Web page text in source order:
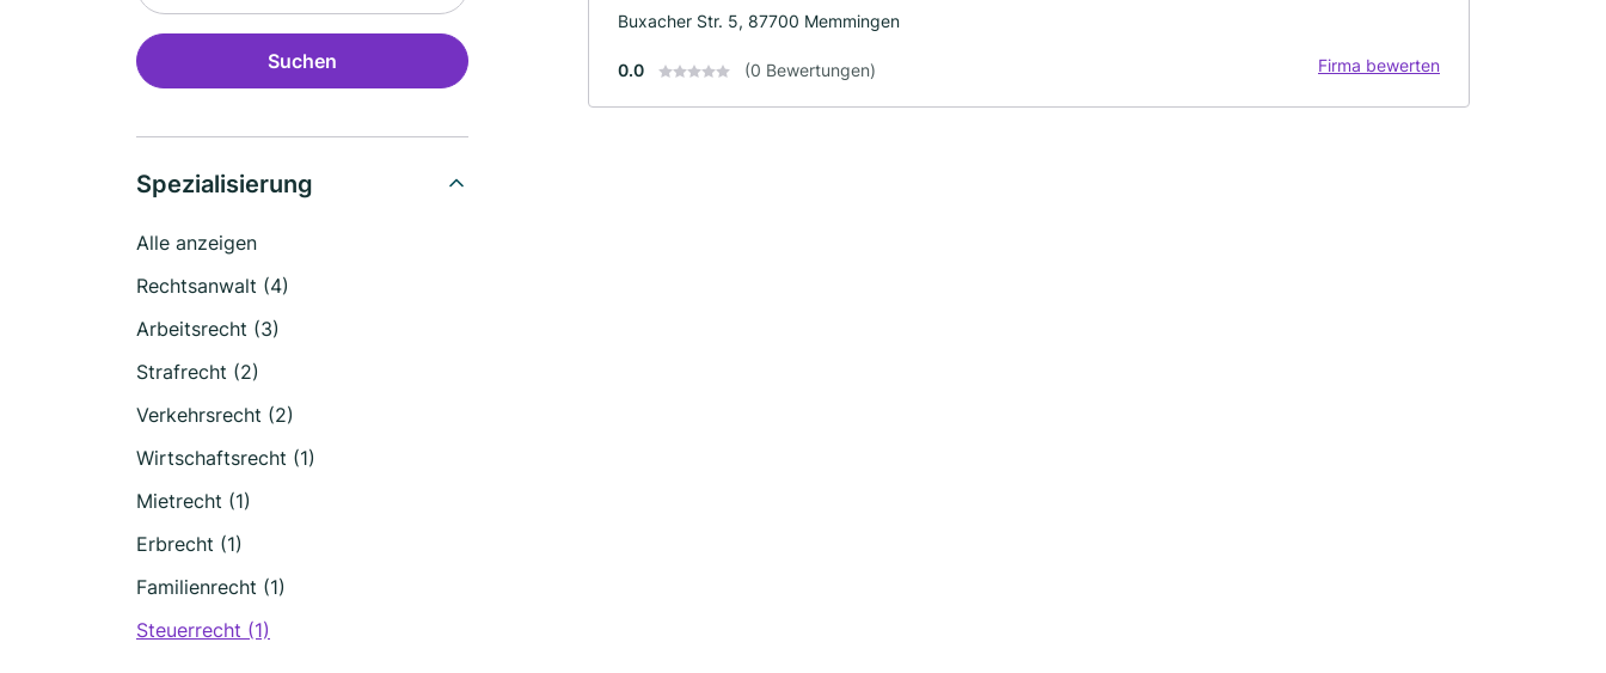
Suchen
Spezialisierung
Alle anzeigen
Rechtsanwalt (4)
Arbeitsrecht (3)
Strafrecht (2)
Verkehrsrecht (2)
Wirtschaftsrecht (1)
Mietrecht (1)
Erbrecht (1)
Familienrecht (1)
Steuerrecht (1)
Buxacher Str. 5, 87700 Memmingen
0.0 (0 Bewertungen) Firma bewerten